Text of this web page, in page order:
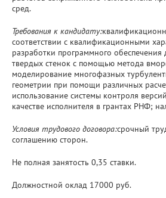
сред.
Требования к кандидату:
соответствии с квалификационными
разработки программного
твердых стенок с помощью метода
моделирование многофазных
геометрии при помощи различных
использование системы контроля
качестве исполнителя в грантах РНФ;
Условия трудового договора:срочный
соглашению сторон.
Не полная занятость 0,35 ставки.
Должностной оклад 17000 руб.